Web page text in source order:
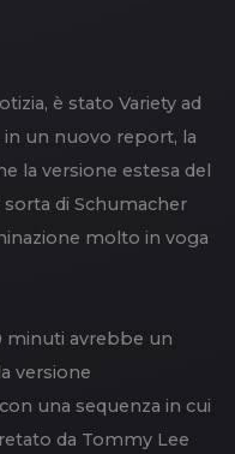
è stato Variety ad
in un nuovo report, la
la versione estesa del
di Schumacher
molto in voga
minuti avrebbe un
versione
una sequenza in cui
da Tommy Lee